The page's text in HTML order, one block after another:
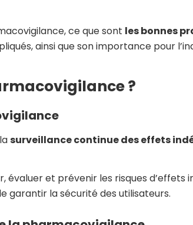
ce que sont les bonnes
ainsi que son importance pour
?
surveillance continue des effets
et prévenir les risques d’effets
garantir la sécurité des utilisateurs.